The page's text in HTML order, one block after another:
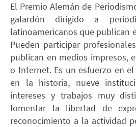
El Premio Alemán de
galardón dirigido a
latinoamericanos que publican
Pueden participar
publican en medios impresos,
o Internet. Es un esfuerzo en
en la historia, nueve
intereses y trabajos muy
fomentar la libertad de
reconocimiento a la actividad